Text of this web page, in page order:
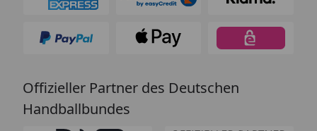
Offizieller Partner des Deutschen
Handballbundes